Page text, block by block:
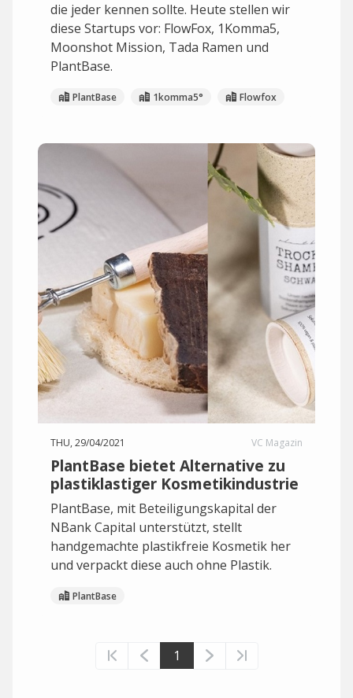
die jeder kennen sollte. Heute stellen wir
diese Startups vor: FlowFox, 1Komma5,
Moonshot Mission, Tada Ramen und
PlantBase.
PlantBase 1komma5° Flowfox
THU, 29/04/2021 VC Magazin
PlantBase bietet Alternative zu
plastiklastiger Kosmetikindustrie
PlantBase, mit Beteiligungskapital der
NBank Capital unterstützt, stellt
handgemachte plastikfreie Kosmetik her
und verpackt diese auch ohne Plastik.
PlantBase
1